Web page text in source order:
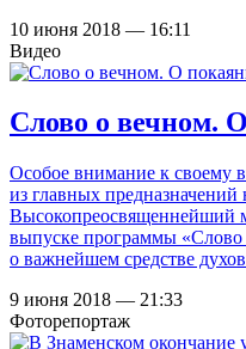
10 июня 2018 — 16:11
Видео
Слово о вечном.
Особое внимание к своему
из главных
Высокопреосвященнейший
выпуске программы «Слово
о важнейшем средстве
9 июня 2018 — 21:33
Фоторепортаж